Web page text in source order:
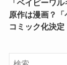
「ベイビーワル
原作は漫画？「
コミック化決定